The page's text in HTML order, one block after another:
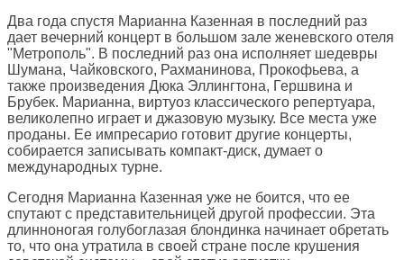
Два года спустя Марианна Казенная в последний раз
дает вечерний концерт в большом зале женевского отеля
"Метрополь". В последний раз она исполняет шедевры
Шумана, Чайковского, Рахманинова, Прокофьева, а
также произведения Дюка Эллингтона, Гершвина и
Брубек. Марианна, виртуоз классического репертуара,
великолепно играет и джазовую музыку. Все места уже
проданы. Ее импресарио готовит другие концерты,
собирается записывать компакт-диск, думает о
международных турне.
Сегодня Марианна Казенная уже не боится, что ее
спутают с представительницей другой профессии. Эта
длинноногая голубоглазая блондинка начинает обретать
то, что она утратила в своей стране после крушения